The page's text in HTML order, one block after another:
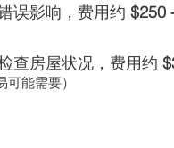
误影响，费用约 $250
查房屋状况，费用约
可能需要）